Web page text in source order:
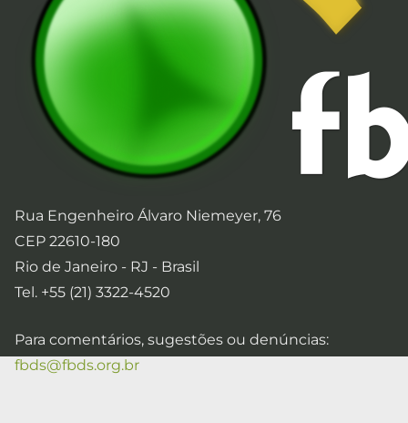
Rua Engenheiro Álvaro Niemeyer, 76
CEP 22610-180
Rio de Janeiro - RJ - Brasil
Tel. +55 (21) 3322-4520
Para comentários, sugestões ou denúncias:
fbds@fbds.org.br